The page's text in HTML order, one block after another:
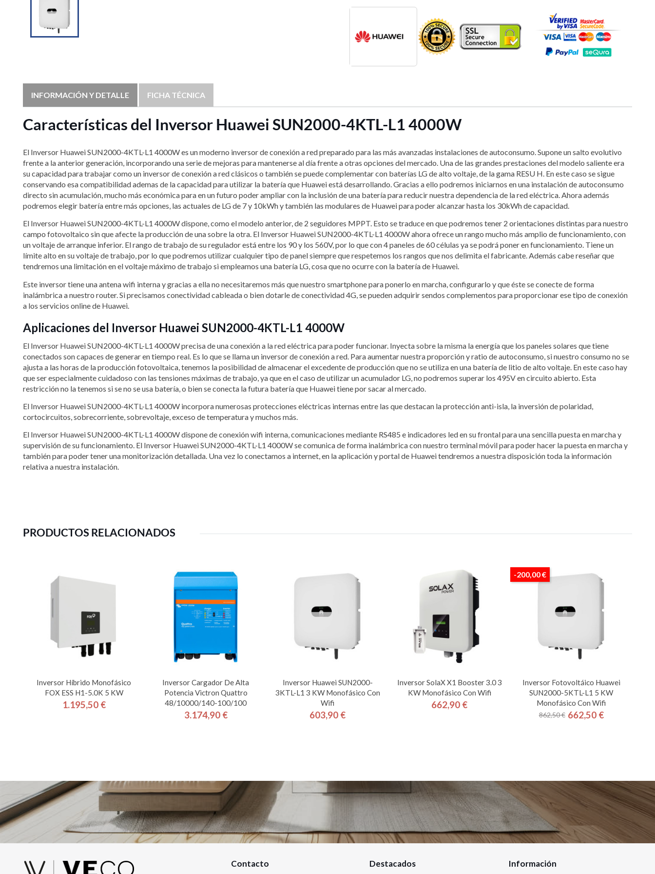
INFORMACIÓN Y DETALLE FICHA TÉCNICA
Características del Inversor Huawei SUN2000-4KTL-L1 4000W
El Inversor Huawei SUN2000-4KTL-L1 4000W es un moderno inversor de conexión a red preparado para las más avanzadas instalaciones de autoconsumo. Supone un salto evolutivo
frente a la anterior generación, incorporando una serie de mejoras para mantenerse al día frente a otras opciones del mercado. Una de las grandes prestaciones del modelo saliente era
su capacidad para trabajar como un inversor de conexión a red clásicos o también se puede complementar con baterías LG de alto voltaje, de la gama RESU H. En este caso se sigue
conservando esa compatibilidad ademas de la capacidad para utilizar la batería que Huawei está desarrollando. Gracias a ello podremos iniciarnos en una instalación de autoconsumo
directo sin acumulación, mucho más económica para en un futuro poder ampliar con la inclusión de una batería para reducir nuestra dependencia de la red eléctrica. Ahora además
podremos elegir batería entre más opciones, las actuales de LG de 7 y 10kWh y también las modulares de Huawei para poder alcanzar hasta los 30kWh de capacidad.
El Inversor Huawei SUN2000-4KTL-L1 4000W dispone, como el modelo anterior, de 2 seguidores MPPT. Esto se traduce en que podremos tener 2 orientaciones distintas para nuestro
campo fotovoltaico sin que afecte la producción de una sobre la otra. El Inversor Huawei SUN2000-4KTL-L1 4000W ahora ofrece un rango mucho más amplio de funcionamiento, con
un voltaje de arranque inferior. El rango de trabajo de su regulador está entre los 90 y los 560V, por lo que con 4 paneles de 60 células ya se podrá poner en funcionamiento. Tiene un
límite alto en su voltaje de trabajo, por lo que podremos utilizar cualquier tipo de panel siempre que respetemos los rangos que nos delimita el fabricante. Además cabe reseñar que
tendremos una limitación en el voltaje máximo de trabajo si empleamos una batería LG, cosa que no ocurre con la batería de Huawei.
Este inversor tiene una antena wifi interna y gracias a ella no necesitaremos más que nuestro smartphone para ponerlo en marcha, configurarlo y que éste se conecte de forma
inalámbrica a nuestro router. Si precisamos conectividad cableada o bien dotarle de conectividad 4G, se pueden adquirir sendos complementos para proporcionar ese tipo de conexión
a los servicios online de Huawei.
Aplicaciones del Inversor Huawei SUN2000-4KTL-L1 4000W
El Inversor Huawei SUN2000-4KTL-L1 4000W precisa de una conexión a la red eléctrica para poder funcionar. Inyecta sobre la misma la energía que los paneles solares que tiene
conectados son capaces de generar en tiempo real. Es lo que se llama un inversor de conexión a red. Para aumentar nuestra proporción y ratio de autoconsumo, si nuestro consumo no se
ajusta a las horas de la producción fotovoltaica, tenemos la posibilidad de almacenar el excedente de producción que no se utiliza en una batería de litio de alto voltaje. En este caso hay
que ser especialmente cuidadoso con las tensiones máximas de trabajo, ya que en el caso de utilizar un acumulador LG, no podremos superar los 495V en circuito abierto. Esta
restricción no la tenemos si se no se usa batería, o bien se conecta la futura batería que Huawei tiene por sacar al mercado.
El Inversor Huawei SUN2000-4KTL-L1 4000W incorpora numerosas protecciones eléctricas internas entre las que destacan la protección anti-isla, la inversión de polaridad,
cortocircuitos, sobrecorriente, sobrevoltaje, exceso de temperatura y muchos más.
El Inversor Huawei SUN2000-4KTL-L1 4000W dispone de conexión wifi interna, comunicaciones mediante RS485 e indicadores led en su frontal para una sencilla puesta en marcha y
supervisión de su funcionamiento. El Inversor Huawei SUN2000-4KTL-L1 4000W se comunica de forma inalámbrica con nuestro terminal móvil para poder hacer la puesta en marcha y
también para poder tener una monitorización detallada. Una vez lo conectamos a internet, en la aplicación y portal de Huawei tendremos a nuestra disposición toda la información
relativa a nuestra instalación.
PRODUCTOS RELACIONADOS
Inversor Híbrido Monofásico
FOX ESS H1-5.0K 5 KW
Precio
1.195,50 €
Inversor Cargador De Alta
Potencia Victron Quattro
48/10000/140-100/100
Precio
3.174,90 €
Inversor Huawei SUN2000-
3KTL-L1 3 KW Monofásico Con
Wifi
Precio
603,90 €
Inversor SolaX X1 Booster 3.0 3
KW Monofásico Con Wifi
Precio
662,90 €
Inversor Fotovoltáico Huawei
SUN2000-5KTL-L1 5 KW
Monofásico Con Wifi
Precio
862,50 € Precio
662,50 €
-200,00 €
Contacto Destacados Información